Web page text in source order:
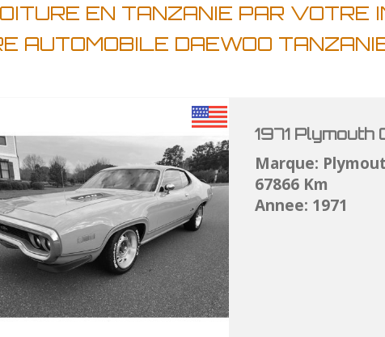
EN TANZANIE PAR VOTRE
AUTOMOBILE DAEWOO
1971 Plymouth
Marque:
67866 Km
Annee: 1971